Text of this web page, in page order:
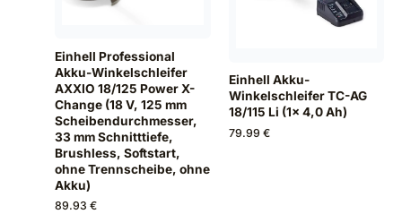
Einhell Professional
Akku-Winkelschleifer
AXXIO 18/125 Power X-
Change (18 V, 125 mm
Scheibendurchmesser,
33 mm Schnitttiefe,
Brushless, Softstart,
ohne Trennscheibe, ohne
Akku)
89.93 €
Einhell Akku-
Winkelschleifer TC-AG
18/115 Li (1x 4,0 Ah)
79.99 €